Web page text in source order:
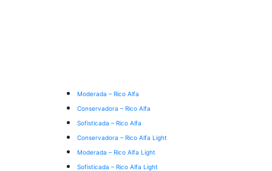
Moderada – Rico Alfa
Conservadora – Rico Alfa
Sofisticada – Rico Alfa
Conservadora – Rico Alfa Light
Moderada – Rico Alfa Light
Sofisticada – Rico Alfa Light